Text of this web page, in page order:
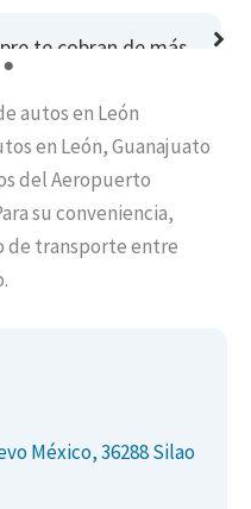
un auto en León,
la gente de Veico."
autos en León
en León, Guanajuato
del Aeropuerto
su conveniencia,
de transporte entre
México, 36288 Silao